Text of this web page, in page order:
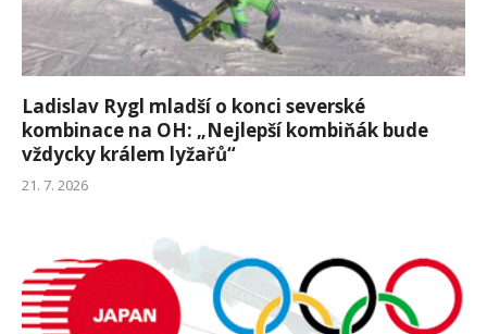
Ladislav Rygl mladší o konci severské
kombinace na OH: „Nejlepší kombiňák bude
vždycky králem lyžařů“
21. 7. 2026